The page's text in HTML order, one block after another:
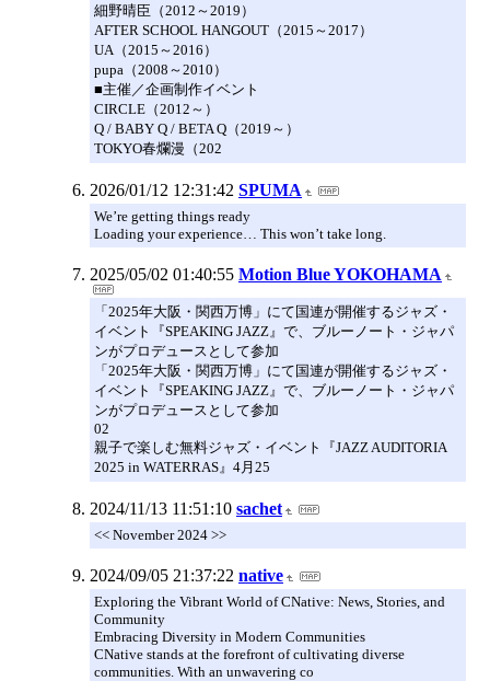
細野晴臣（2012～2019）
AFTER SCHOOL HANGOUT（2015～2017）
UA（2015～2016）
pupa（2008～2010）
■主催／企画制作イベント
CIRCLE（2012～）
Q / BABY Q / BETA Q（2019～）
TOKYO春爛漫（202
2026/01/12 12:31:42 SPUMA
We’re getting things ready
Loading your experience… This won’t take long.
2025/05/02 01:40:55 Motion Blue YOKOHAMA
「2025年大阪・関西万博」にて国連が開催するジャズ・
イベント『SPEAKING JAZZ』で、ブルーノート・ジャパ
ンがプロデュースとして参加
「2025年大阪・関西万博」にて国連が開催するジャズ・
イベント『SPEAKING JAZZ』で、ブルーノート・ジャパ
ンがプロデュースとして参加
02
親子で楽しむ無料ジャズ・イベント『JAZZ AUDITORIA
2025 in WATERRAS』4月25
2024/11/13 11:51:10 sachet
<< November 2024 >>
2024/09/05 21:37:22 native
Exploring the Vibrant World of CNative: News, Stories, and
Community
Embracing Diversity in Modern Communities
CNative stands at the forefront of cultivating diverse
communities. With an unwavering co